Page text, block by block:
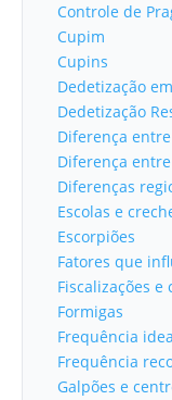
Controle de
Cupim
Cupins
Dedetização
Dedetização
Diferença
Diferença
Diferenças
Escolas e
Escorpiões
Fatores que
Fiscalizações e
Formigas
Frequência
Frequência
Galpões e